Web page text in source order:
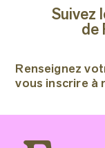
Suivez
de
Renseignez
vous inscrire à